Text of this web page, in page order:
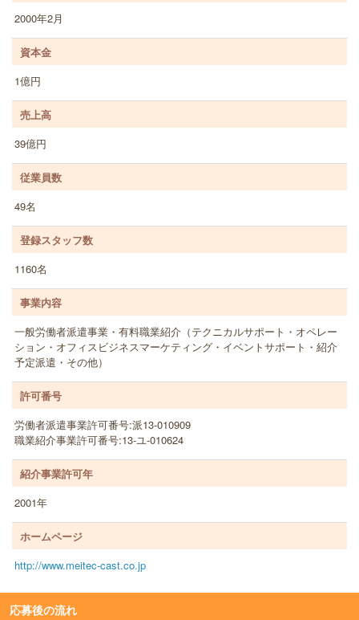
2000年2月
資本金
1億円
売上高
39億円
従業員数
49名
登録スタッフ数
1160名
事業内容
一般労働者派遣事業・有料職業紹介（テクニカルサポート・オペレー
ション・オフィスビジネスマーケティング・イベントサポート・紹介
予定派遣・その他）
許可番号
労働者派遣事業許可番号:派13-010909
職業紹介事業許可番号:13-ユ-010624
紹介事業許可年
2001年
ホームページ
http://www.meitec-cast.co.jp
応募後の流れ